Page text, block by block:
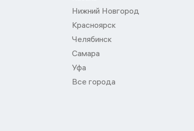
Нижний Новгород
Красноярск
Челябинск
Самара
Уфа
Все города